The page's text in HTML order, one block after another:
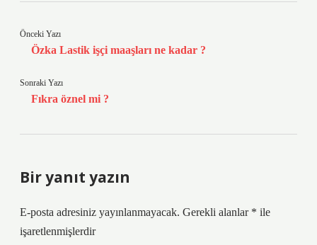
Önceki Yazı
Özka Lastik işçi maaşları ne kadar ?
Sonraki Yazı
Fıkra öznel mi ?
Bir yanıt yazın
E-posta adresiniz yayınlanmayacak. Gerekli alanlar * ile
işaretlenmişlerdir